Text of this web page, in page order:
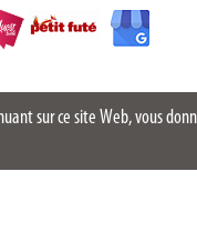
sur ce site Web, vous